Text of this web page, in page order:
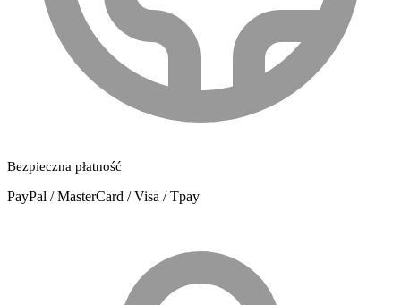
Bezpieczna płatność
PayPal / MasterCard / Visa / Tpay